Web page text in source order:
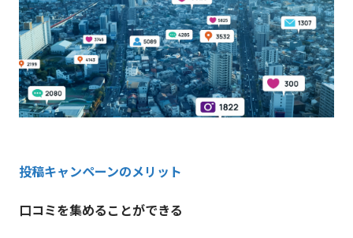
投稿キャンペーンのメリット
口コミを集めることができる